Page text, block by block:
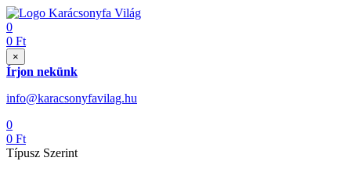
0
0 Ft
×
Írjon nekünk
info@karacsonyfavilag.hu
0
0 Ft
Típusz Szerint